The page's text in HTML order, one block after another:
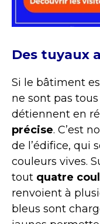
Des tuyaux
Si le bâtiment
ne sont pas
détiennent en
précise. C’est
de l’édifice, qui
couleurs vives.
tout quatre
renvoient à
bleus sont